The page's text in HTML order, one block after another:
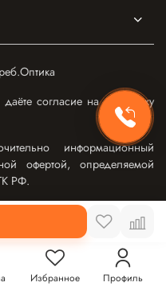
согласие на обработку
информационный
офертой, определяемой
РФ.
Избранное Профиль